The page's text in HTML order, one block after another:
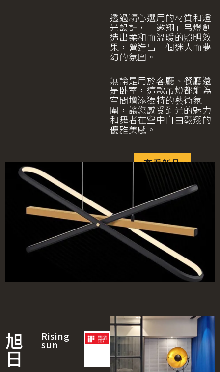
透過精心選用的材質和燈
光設計，「遨翔」吊燈創
造出柔和而溫暖的照明效
果，營造出一個迷人而夢
幻的氛圍。
無論是用於客廳、餐廳還
是卧室，這款吊燈都能為
空間增添獨特的藝術氛
圍，讓您感受到光的魅力
和舞者在空中自由翱翔的
優雅美感。
查看新品
旭
日
Rising
sun